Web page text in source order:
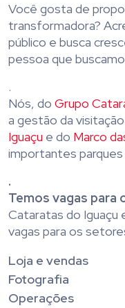
Você gosta de
transformadora?
público e busca
pessoa que
.
Nós, do Grupo
a gestão da
Iguaçu e do Marco
importantes parques
.
Temos vagas para
Cataratas do Iguaçu
vagas para os
Loja e vendas
Fotografia
Operações